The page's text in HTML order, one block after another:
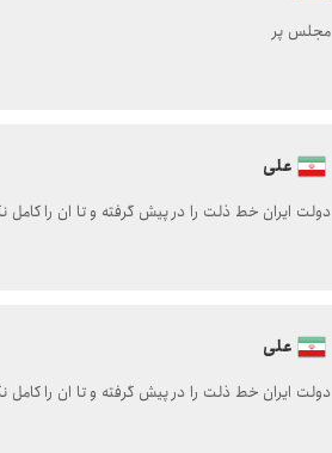
مجلس پر
علی
دولت ایران خط ذلت را در پیش گرفته و تا ان را
علی
دولت ایران خط ذلت را در پیش گرفته و تا ان را